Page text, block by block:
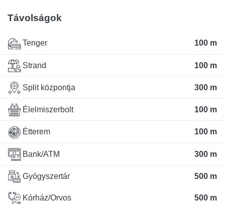
Távolságok
Tenger 100 m
Strand 100 m
Split központja 300 m
Élelmiszerbolt 100 m
Étterem 100 m
Bank/ATM 300 m
Gyógyszertár 500 m
Kórház/Orvos 500 m